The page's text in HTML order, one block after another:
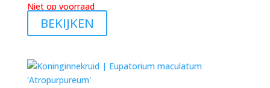
Niet op voorraad
BEKIJKEN